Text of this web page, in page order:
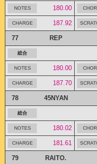
180.00
187.92
77 REP
180.00
187.70
78 45NYAN
180.02
181.61
79 RAITO.